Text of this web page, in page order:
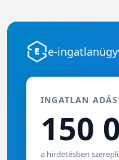
e-
INGATLAN
150
a hirdetésben